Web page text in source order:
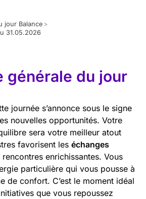
jour Balance>
31.05.2026
générale du jour
journée s’annonce sous le signe
nouvelles opportunités. Votre
sera votre meilleur atout
favorisent les échanges
rencontres enrichissantes. Vous
particulière qui vous pousse à
de confort. C’est le moment idéal
que vous repoussez